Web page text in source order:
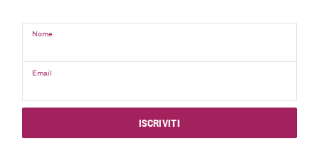
Nome
Email